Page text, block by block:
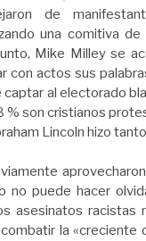
de
una comitiva
Mike Milley se
con actos sus
captar al electorado
% son cristianos
Lincoln hizo
no puede hacer
asesinatos
la «creciente